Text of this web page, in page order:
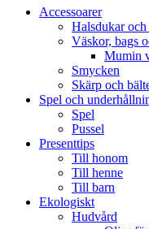
Accessoarer
Halsdukar och
Väskor, bags
Mumin
Smycken
Skärp och
Spel och
Spel
Pussel
Presenttips
Till honom
Till henne
Till barn
Ekologiskt
Hudvård